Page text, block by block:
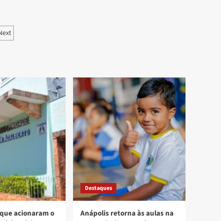
acionaram o
Destaques
Anápolis retorna às aulas na